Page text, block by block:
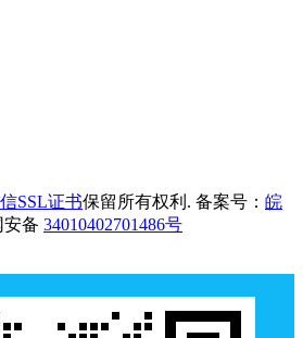
SSL证书保留所有权利. 备案号： 皖
安备 34010402701486号